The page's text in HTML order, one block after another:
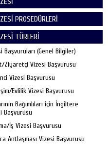
PROSEDÜRLERİ
TÜRLERİ
Başvuruları (Genel Bilgiler)
Ziyaretçi Vizesi Başvurusu
Vizesi Başvurusu
Evlilik Vizesi Başvurusu
Bağımlıları için İngiltere
Başvurusu
İş Vizesi Başvurusu
Antlaşması Vizesi Başvurusu